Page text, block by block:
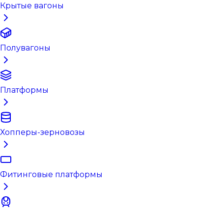
Крытые вагоны
Полувагоны
Платформы
Хопперы-зерновозы
Фитинговые платформы